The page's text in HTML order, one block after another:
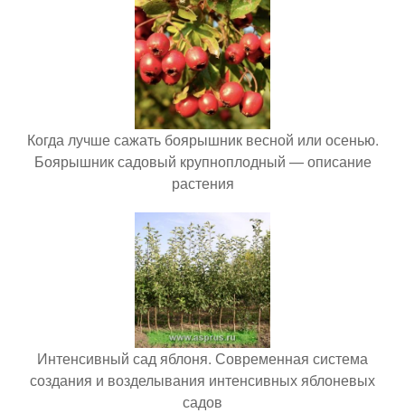
Когда лучше сажать боярышник весной или осенью.
Боярышник садовый крупноплодный — описание
растения
Интенсивный сад яблоня. Современная система
создания и возделывания интенсивных яблоневых
садов